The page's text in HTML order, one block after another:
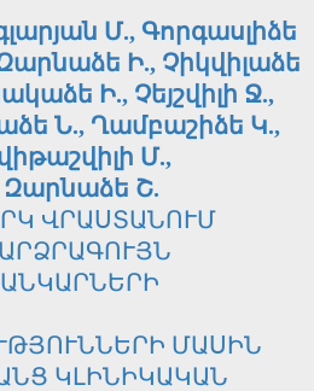
Մ., Գորգասլիձե
Ի., Չիկվիլաձե
Ի., Չեյշվիլի Ջ.,
Ն., Ղամբաշիձե Կ.,
Մ.,
Զարնաձե Շ.
ՎՐԱՍՏԱՆՈՒՄ
ՄԱՍԻՆ
ԿԼԻՆԻԿԱԿԱՆ